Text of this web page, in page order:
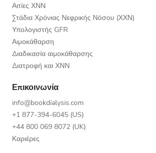
Αιτίες ΧΝΝ
Στάδια Χρόνιας Νεφρικής Νόσου (ΧΧΝ)
Υπολογιστής GFR
Αιμοκάθαρση
Διαδικασία αιμοκάθαρσης
Διατροφή και ΧΝΝ
Επικοινωνία
info@bookdialysis.com
+1 877-394-6045 (US)
+44 800 069 8072 (UK)
Καριέρες